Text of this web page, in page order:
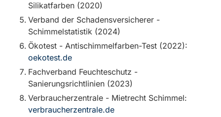
Silikatfarben (2020)
Verband der Schadensversicherer -
Schimmelstatistik (2024)
Ökotest - Antischimmelfarben-Test (2022):
oekotest.de
Fachverband Feuchteschutz -
Sanierungsrichtlinien (2023)
Verbraucherzentrale - Mietrecht Schimmel:
verbraucherzentrale.de